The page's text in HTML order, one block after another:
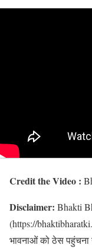
Credit the Video :
Disclaimer: Bhakti
(https://
भावनाओं को ठेस पहुंचना